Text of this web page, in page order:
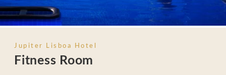
Jupiter Lisboa Hotel
Fitness Room